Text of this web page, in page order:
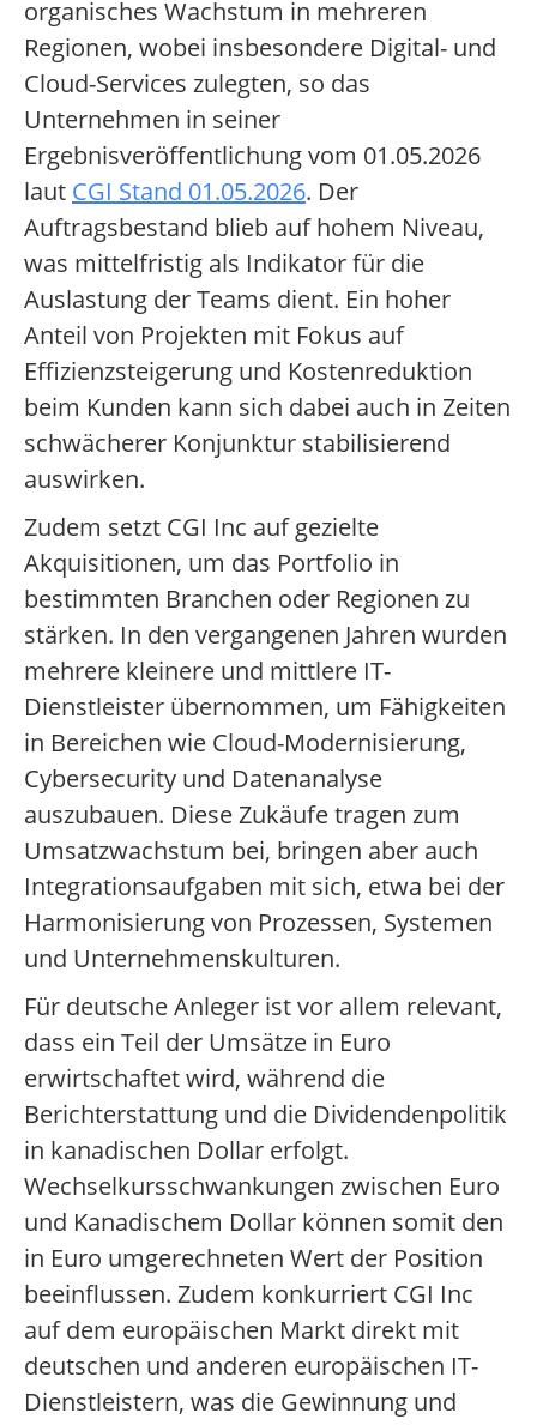
organisches Wachstum in mehreren
Regionen, wobei insbesondere Digital- und
Cloud-Services zulegten, so das
Unternehmen in seiner
Ergebnisveröffentlichung vom 01.05.2026
laut CGI Stand 01.05.2026. Der
Auftragsbestand blieb auf hohem Niveau,
was mittelfristig als Indikator für die
Auslastung der Teams dient. Ein hoher
Anteil von Projekten mit Fokus auf
Effizienzsteigerung und Kostenreduktion
beim Kunden kann sich dabei auch in Zeiten
schwächerer Konjunktur stabilisierend
auswirken.
Zudem setzt CGI Inc auf gezielte
Akquisitionen, um das Portfolio in
bestimmten Branchen oder Regionen zu
stärken. In den vergangenen Jahren wurden
mehrere kleinere und mittlere IT-
Dienstleister übernommen, um Fähigkeiten
in Bereichen wie Cloud-Modernisierung,
Cybersecurity und Datenanalyse
auszubauen. Diese Zukäufe tragen zum
Umsatzwachstum bei, bringen aber auch
Integrationsaufgaben mit sich, etwa bei der
Harmonisierung von Prozessen, Systemen
und Unternehmenskulturen.
Für deutsche Anleger ist vor allem relevant,
dass ein Teil der Umsätze in Euro
erwirtschaftet wird, während die
Berichterstattung und die Dividendenpolitik
in kanadischen Dollar erfolgt.
Wechselkursschwankungen zwischen Euro
und Kanadischem Dollar können somit den
in Euro umgerechneten Wert der Position
beeinflussen. Zudem konkurriert CGI Inc
auf dem europäischen Markt direkt mit
deutschen und anderen europäischen IT-
Dienstleistern, was die Gewinnung und